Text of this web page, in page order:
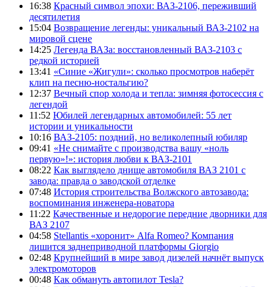
16:38 Красный символ эпохи: ВАЗ-2106, переживший
десятилетия
15:04 Возвращение легенды: уникальный ВАЗ-2102 на
мировой сцене
14:25 Легенда ВАЗа: восстановленный ВАЗ-2103 с
редкой историей
13:41 «Синие «Жигули»: сколько просмотров наберёт
клип на песню-ностальгию?
12:37 Вечный спор холода и тепла: зимняя фотосессия с
легендой
11:52 Юбилей легендарных автомобилей: 55 лет
истории и уникальности
10:16 ВАЗ-2105: поздний, но великолепный юбиляр
09:41 «Не снимайте с производства вашу «ноль
первую»!»: история любви к ВАЗ-2101
08:22 Как выглядело днище автомобиля ВАЗ 2101 с
завода: правда о заводской отделке
07:48 История строительства Волжского автозавода:
воспоминания инженера-новатора
11:22 Качественные и недорогие передние дворники для
ВАЗ 2107
04:58 Stellantis «хоронит» Alfa Romeo? Компания
лишится заднеприводной платформы Giorgio
02:48 Крупнейший в мире завод дизелей начнёт выпуск
электромоторов
00:48 Как обмануть автопилот Tesla?